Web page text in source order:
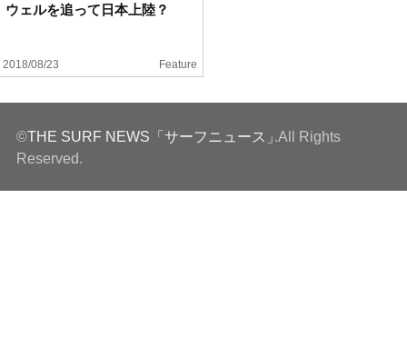
ウェルを追って日本上陸？
2018/08/23 Feature
©THE SURF NEWS「サーフニュース」.All Rights
Reserved.
ウェストジャパン